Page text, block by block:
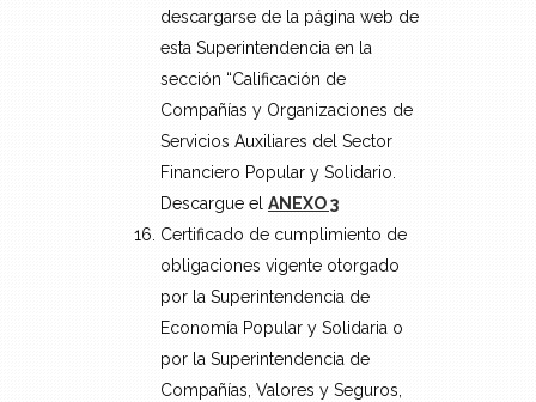
descargarse de la página web de
esta Superintendencia en la
sección “Calificación de
Compañías y Organizaciones de
Servicios Auxiliares del Sector
Financiero Popular y Solidario.
Descargue el ANEXO 3
Certificado de cumplimiento de
obligaciones vigente otorgado
por la Superintendencia de
Economía Popular y Solidaria o
por la Superintendencia de
Compañías, Valores y Seguros,